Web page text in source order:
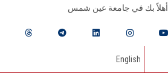
أهلاً بك في جامعة عين شمس
English